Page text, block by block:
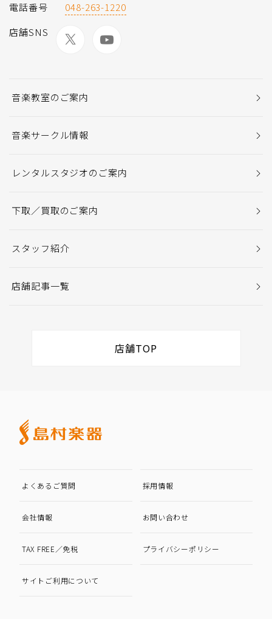
電話番号
048-263-1220
店舗SNS
音楽教室のご案内
音楽サークル情報
レンタルスタジオのご案内
下取／買取のご案内
スタッフ紹介
店舗記事一覧
店舗TOP
よくあるご質問 採用情報
会社情報 お問い合わせ
TAX FREE／免税 プライバシーポリシー
サイトご利用について